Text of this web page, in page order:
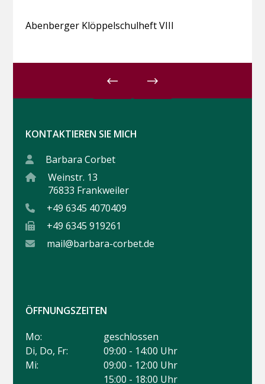
Abenberger Klöppelschulheft VIII
KONTAKTIEREN SIE MICH
Barbara Corbet
Weinstr. 13
76833 Frankweiler
+49 6345 4070409
+49 6345 919261
mail@barbara-corbet.de
ÖFFNUNGSZEITEN
Mo:
geschlossen
Di, Do, Fr:
09:00 - 14:00 Uhr
Mi:
09:00 - 12:00 Uhr
15:00 - 18:00 Uhr